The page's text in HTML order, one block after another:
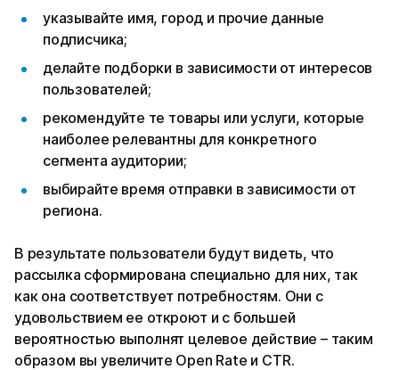
указывайте имя, город и прочие данные
подписчика;
делайте подборки в зависимости от интересов
пользователей;
рекомендуйте те товары или услуги, которые
наиболее релевантны для конкретного
сегмента аудитории;
выбирайте время отправки в зависимости от
региона.
В результате пользователи будут видеть, что
рассылка сформирована специально для них, так
как она соответствует потребностям. Они с
удовольствием ее откроют и с большей
вероятностью выполнят целевое действие – таким
образом вы увеличите Open Rate и CTR.